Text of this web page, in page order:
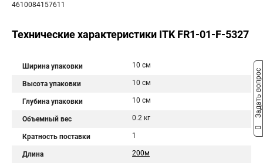
4610084157611
Технические характеристики ITK FR1-01-F-5327
Ширина упаковки 10 см
Высота упаковки 10 см
Глубина упаковки 10 см
Объемный вес 0.2 кг
Кратность поставки 1
Длина 200м
Задать вопрос